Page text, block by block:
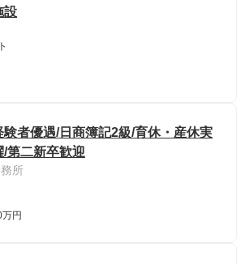
設
者優遇/日商簿記2級/育休・産休実
第二新卒歓迎
所
円